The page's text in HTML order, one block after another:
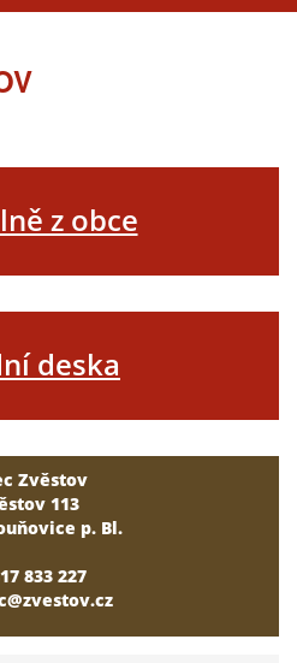
z obce
deska
Zvěstov
113
p. Bl.
833 227